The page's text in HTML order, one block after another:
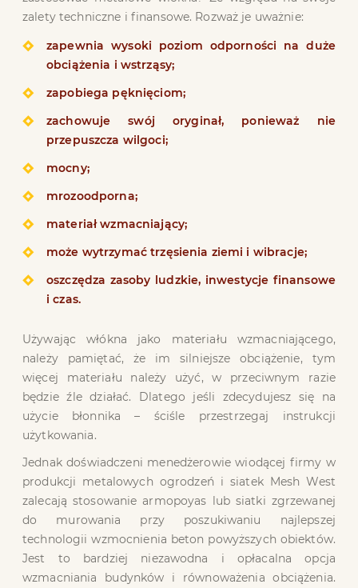
zalety techniczne i finansowe. Rozważ je uważnie:
zapewnia wysoki poziom odporności na duże
obciążenia i wstrząsy;
zapobiega pęknięciom;
zachowuje swój oryginał, ponieważ nie
przepuszcza wilgoci;
mocny;
mrozoodporna;
materiał wzmacniający;
może wytrzymać trzęsienia ziemi i wibracje;
oszczędza zasoby ludzkie, inwestycje finansowe
i czas.
Używając włókna jako materiału wzmacniającego,
należy pamiętać, że im silniejsze obciążenie, tym
więcej materiału należy użyć, w przeciwnym razie
będzie źle działać. Dlatego jeśli zdecydujesz się na
użycie błonnika – ściśle przestrzegaj instrukcji
użytkowania.
Jednak doświadczeni menedżerowie wiodącej firmy w
produkcji metalowych ogrodzeń i siatek Mesh West
zalecają stosowanie armopoyas lub siatki zgrzewanej
do murowania przy poszukiwaniu najlepszej
technologii wzmocnienia beton powyższych obiektów.
Jest to bardziej niezawodna i opłacalna opcja
wzmacniania budynków i równoważenia obciążenia.